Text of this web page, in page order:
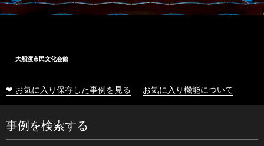
大船渡市民文化会館
❤ お気に入り保存した事例を見る お気に入り機能について
事例を検索する